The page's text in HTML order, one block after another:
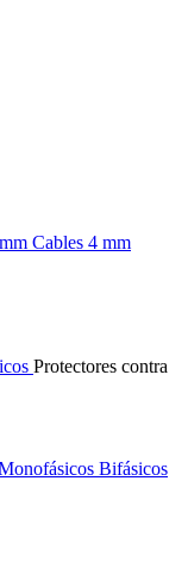
Cables 4 mm
Protectores contra
Bifásicos